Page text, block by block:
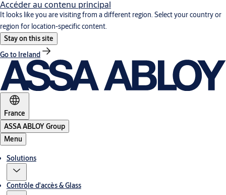
Accéder au contenu principal
It looks like you are visiting from a different region. Select your country or
region for location-specific content.
Stay on this site
Go to Ireland
France
ASSA ABLOY Group
Menu
Solutions
Contrôle d'accès & Glass